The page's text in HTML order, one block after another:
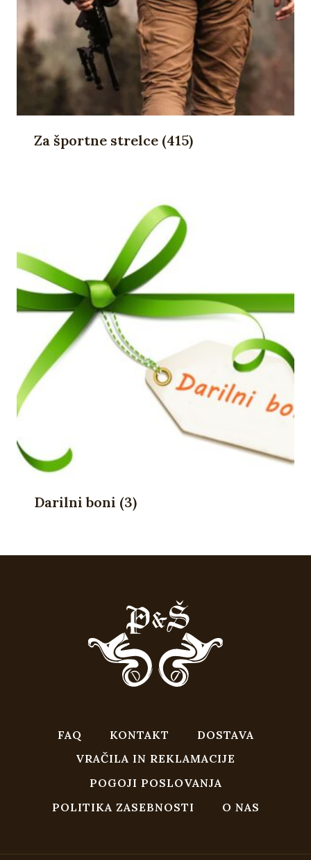
Za športne strelce (415)
Darilni boni (3)
FAQ KONTAKT
DOSTAVA
VRAČILA IN REKLAMACIJE
POGOJI POSLOVANJA
POLITIKA ZASEBNOSTI
O NAS